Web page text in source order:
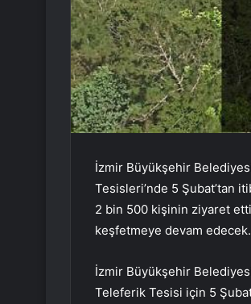
İzmir Büyükşehir
Tesisleri’nde 5 Şubat’tan
2 bin 500 kişinin ziyaret
keşfetmeye devam edecek.
İzmir Büyükşehir
Teleferik Tesisi için 5 Şubat